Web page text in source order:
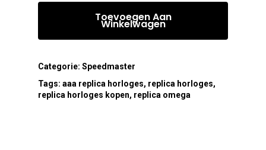
Toevoegen Aan
Winkelwagen
Categorie: Speedmaster
Tags: aaa replica horloges, replica horloges,
replica horloges kopen, replica omega